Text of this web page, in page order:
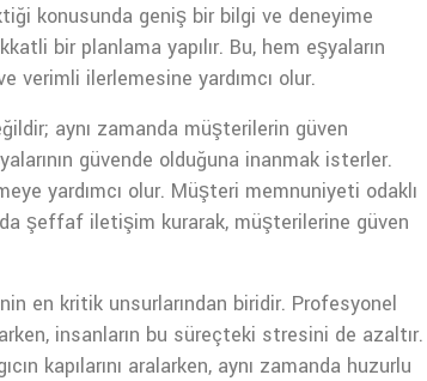
konusunda geniş bir bilgi ve deneyime
bir planlama yapılır. Bu, hem eşyaların
verimli ilerlemesine yardımcı olur.
aynı zamanda müşterilerin güven
güvende olduğuna inanmak isterler.
yardımcı olur. Müşteri memnuniyeti odaklı
şeffaf iletişim kurarak, müşterilerine güven
en kritik unsurlarından biridir. Profesyonel
insanların bu süreçteki stresini de azaltır.
kapılarını aralarken, aynı zamanda huzurlu